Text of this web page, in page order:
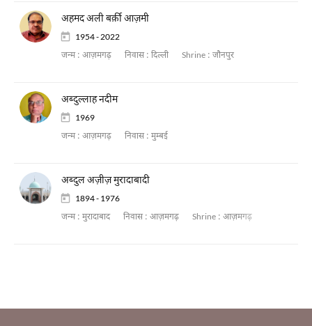
अहमद अली बर्क़ी आज़मी
1954 - 2022
जन्म : आज़मगढ़ निवास : दिल्ली Shrine : जौनपुर
अब्दुल्लाह नदीम
1969
जन्म : आज़मगढ़ निवास : मुम्बई
अब्दुल अज़ीज़ मुरादाबादी
1894 - 1976
जन्म : मुरादाबाद निवास : आज़मगढ़ Shrine : आज़मगढ़